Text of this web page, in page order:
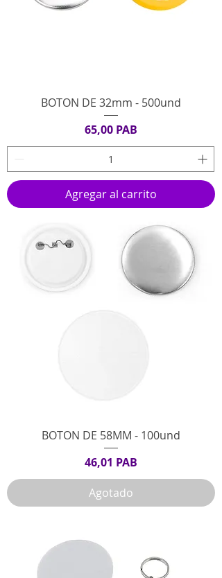
BOTON DE 32mm - 500und
Precio
65,00 PAB
Agregar al carrito
BOTON DE 58MM - 100und
Precio
46,01 PAB
Agotado